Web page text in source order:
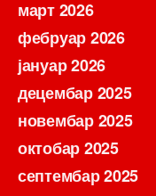
март 2026
фебруар 2026
јануар 2026
децембар 2025
новембар 2025
октобар 2025
септембар 2025